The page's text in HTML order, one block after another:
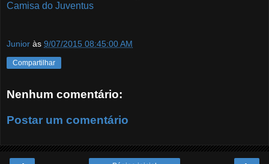
Camisa do Juventus
Junior às 9/07/2015 08:45:00 AM
Compartilhar
Nenhum comentário:
Postar um comentário